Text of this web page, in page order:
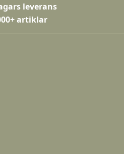
leverans
artiklar